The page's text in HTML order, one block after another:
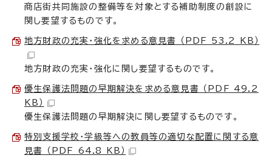
商店街共同施設の整備等を対象とする補助制度の創設に
関し要望するものです。
地方財政の充実・強化を求める意見書 （PDF 53.2 KB）
地方財政の充実・強化に関し要望するものです。
優生保護法問題の早期解決を求める意見書 （PDF 49.2
KB）
優生保護法問題の早期解決に関し要望するものです。
特別支援学校・学級等への教員等の適切な配置に関する意
見書 （PDF 64.8 KB）